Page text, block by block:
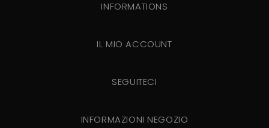
INFORMATIONS
IL MIO ACCOUNT
SEGUITECI
INFORMAZIONI NEGOZIO